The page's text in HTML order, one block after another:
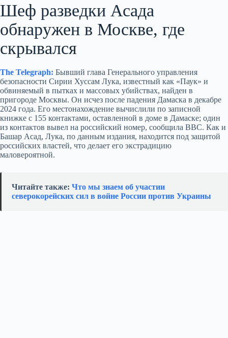
Шеф разведки Асада
обнаружен в Москве, где
скрывался
The Telegraph: Бывший глава Генерального управления
безопасности Сирии Хуссам Лука, известный как «Паук» и
обвиняемый в пытках и массовых убийствах, найден в
пригороде Москвы. Он исчез после падения Дамаска в декабре
2024 года. Его местонахождение вычислили по записной
книжке с 155 контактами, оставленной в доме в Дамаске; один
из контактов вывел на российский номер, сообщила BBC. Как и
Башар Асад, Лука, по данным издания, находится под защитой
российских властей, что делает его экстрадицию
маловероятной.
Читайте также: Что мы знаем об участии
северокорейских сил в войне России против Украины